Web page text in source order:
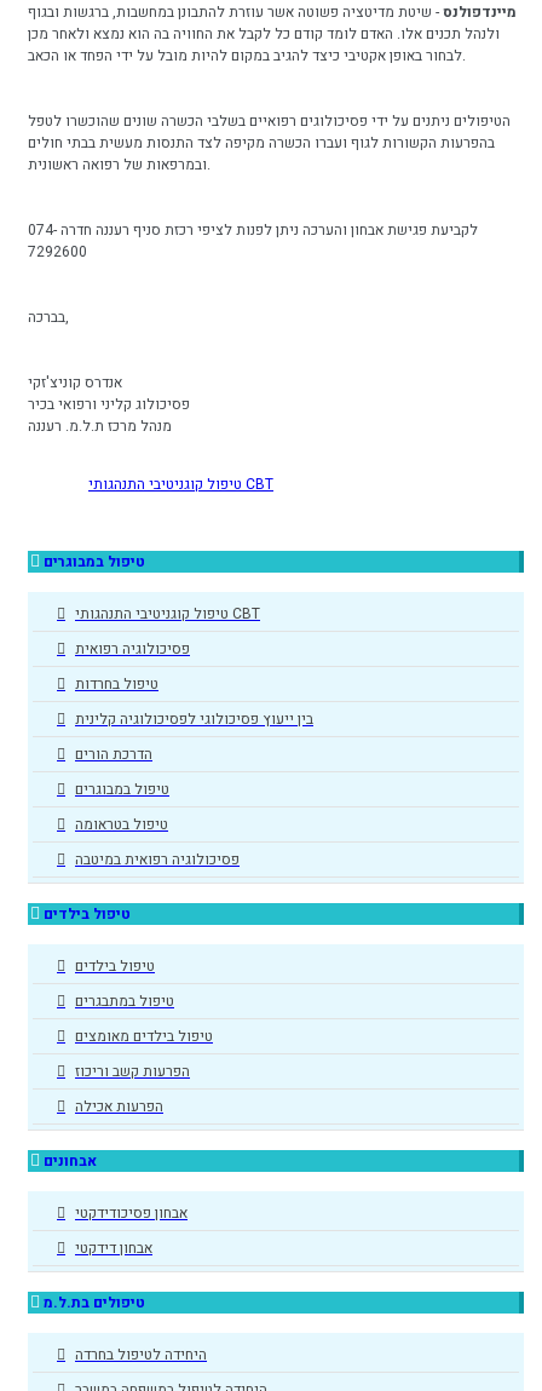
מיינדפולנס- שיטת מדיטציה פשוטה אשר עוזרת להתבונן במחשבות, ברגשות ובגוף
ולנהל תכנים אלו. האדם לומד קודם כל לקבל את החוויה בה הוא נמצא ולאחר מכן
לבחור באופן אקטיבי כיצד להגיב במקום להיות מובל על ידי הפחד או הכאב.
הטיפולים ניתנים על ידי פסיכולוגים רפואיים בשלבי הכשרה שונים שהוכשרו לטפל
בהפרעות הקשורות לגוף ועברו הכשרה מקיפה לצד התנסות מעשית בבתי חולים
ובמרפאות של רפואה ראשונית.
לקביעת פגישת אבחון והערכה ניתן לפנות לציפי רכזת סניף רעננה חדרה 074-
7292600
בברכה,
אנדרס קוניצ'זקי
פסיכולוג קליני ורפואי בכיר
מנהל מרכז ת.ל.מ. רעננה
טיפול קוגניטיבי התנהגותי CBT
טיפול במבוגרים
טיפול קוגניטיבי התנהגותי CBT
פסיכולוגיה רפואית
טיפול בחרדות
בין ייעוץ פסיכולוגי לפסיכולוגיה קלינית
הדרכת הורים
טיפול במבוגרים
טיפול בטראומה
פסיכולוגיה רפואית במיטבה
טיפול בילדים
טיפול בילדים
טיפול במתבגרים
טיפול בילדים מאומצים
הפרעות קשב וריכוז
הפרעות אכילה
אבחונים
אבחון פסיכודידקטי
אבחון דידקטי
טיפולים בת.ל.מ
היחידה לטיפול בחרדה